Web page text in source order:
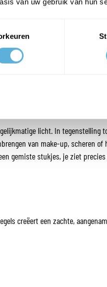
MET
voordelen voor dagelijks
licht. In tegenstelling
van make-up, scheren
gemiste stukjes, je ziet
creëert een zachte,